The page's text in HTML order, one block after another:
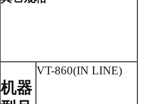
机器
VT-860(IN LINE)